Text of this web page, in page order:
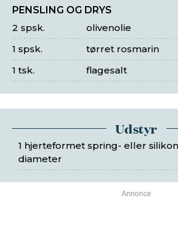
PENSLING OG DRYS
olivenolie
2 spsk.
tørret rosmarin
1 spsk.
flagesalt
1 tsk.
Udstyr
1 hjerteformet spring- eller
diameter